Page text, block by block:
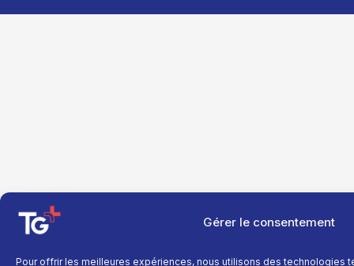
Gérer le consentement
Pour offrir les meilleures expériences, nous utilisons des technologies